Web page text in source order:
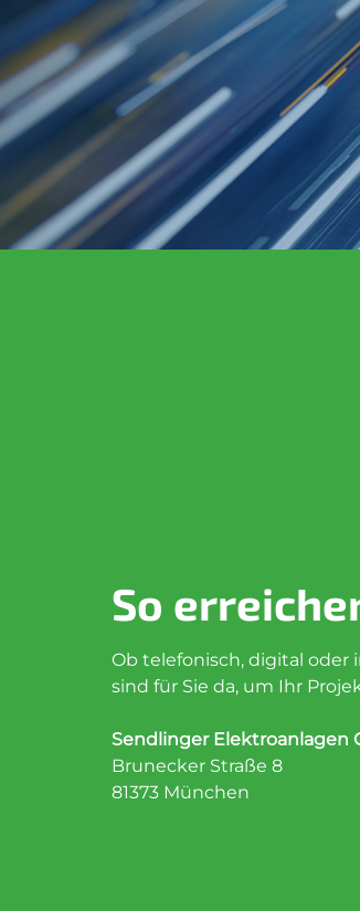
So
Ob telefonisch, digital oder
sind für Sie da, um Ihr
Sendlinger Elektroanlagen
Brunecker Straße 8
81373 München